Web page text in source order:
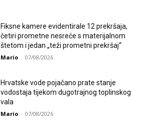
Fiksne kamere evidentirale 12 prekršaja,
četiri prometne nesreće s materijalnom
štetom i jedan „teži prometni prekršaj“
Mario - 07/08/2026
Hrvatske vode pojačano prate stanje
vodostaja tijekom dugotrajnog toplinskog
vala
Mario - 07/08/2026